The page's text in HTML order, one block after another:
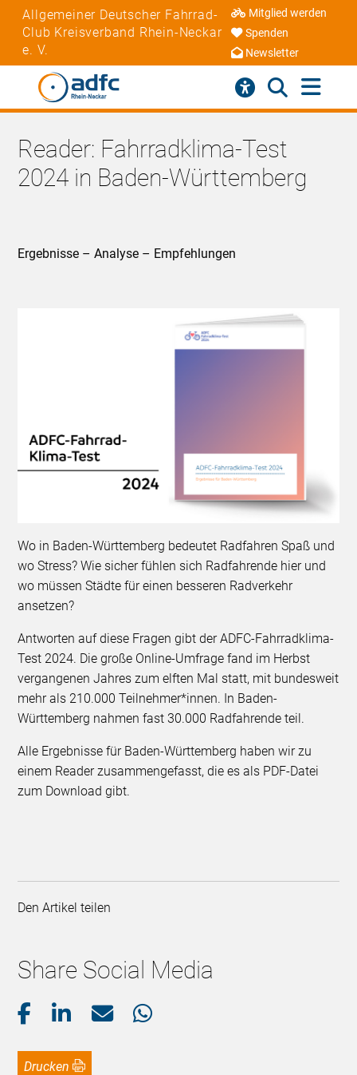
Allgemeiner Deutscher Fahrrad-
Club Kreisverband Rhein-Neckar
e. V.
Mitglied werden
Spenden
Newsletter
Reader: Fahrradklima-Test
2024 in Baden-Württemberg
Ergebnisse – Analyse – Empfehlungen
Wo in Baden-Württemberg bedeutet Radfahren Spaß und
wo Stress? Wie sicher fühlen sich Radfahrende hier und
wo müssen Städte für einen besseren Radverkehr
ansetzen?
Antworten auf diese Fragen gibt der ADFC-Fahrradklima-
Test 2024. Die große Online-Umfrage fand im Herbst
vergangenen Jahres zum elften Mal statt, mit bundesweit
mehr als 210.000 Teilnehmer*innen. In Baden-
Württemberg nahmen fast 30.000 Radfahrende teil.
Alle Ergebnisse für Baden-Württemberg haben wir zu
einem Reader zusammengefasst, die es als PDF-Datei
zum Download gibt.
Den Artikel teilen
Share Social Media
Drucken